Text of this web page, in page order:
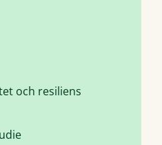
och resiliens